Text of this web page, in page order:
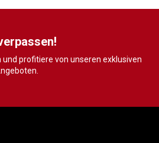
und profitiere von unseren exklusiven